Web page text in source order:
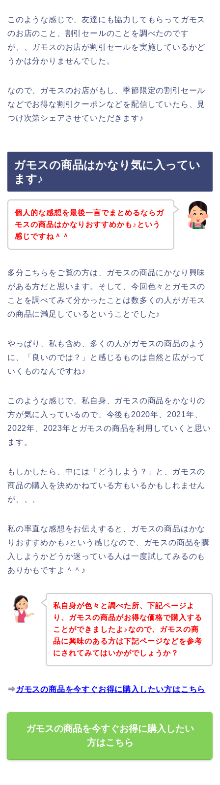
このような感じで、友達にも協力してもらってガモス
のお店のこと、割引セールのことを調べたのです
が、、ガモスのお店が割引セールを実施しているかど
うかは分かりませんでした。
なので、ガモスのお店がもし、季節限定の割引セール
などでお得な割引クーポンなどを配信していたら、見
つけ次第シェアさせていただきます♪
ガモスの商品はかなり気に入ってい
ます♪
個人的な感想を最後一言でまとめるならガ
モスの商品はかなりおすすめかも♪という
感じですね＾＾
多分こちらをご覧の方は、ガモスの商品にかなり興味
がある方だと思います。そして、今回色々とガモスの
ことを調べてみて分かったことは数多くの人がガモス
の商品に満足しているということでした♪
やっぱり、私も含め、多くの人がガモスの商品のよう
に、「良いのでは？」と感じるものは自然と広がって
いくものなんですね♪
このような感じで、私自身、ガモスの商品をかなりの
方が気に入っているので、今後も2020年、2021年、
2022年、2023年とガモスの商品を利用していくと思い
ます。
もしかしたら、中には「どうしよう？」と、ガモスの
商品の購入を決めかねている方もいるかもしれません
が、、、
私の率直な感想をお伝えすると、ガモスの商品はかな
りおすすめかも♪という感じなので、ガモスの商品を購
入しようかどうか迷っている人は一度試してみるのも
ありかもですよ＾＾♪
私自身が色々と調べた所、下記ページよ
り、ガモスの商品がお得な価格で購入する
ことができましたよ♪なので、ガモスの商
品に興味のある方は下記ページなどを参考
にされてみてはいかがでしょうか？
⇒ ガモスの商品を今すぐお得に購入したい方はこちら
ガモスの商品を今すぐお得に購入したい
方はこちら